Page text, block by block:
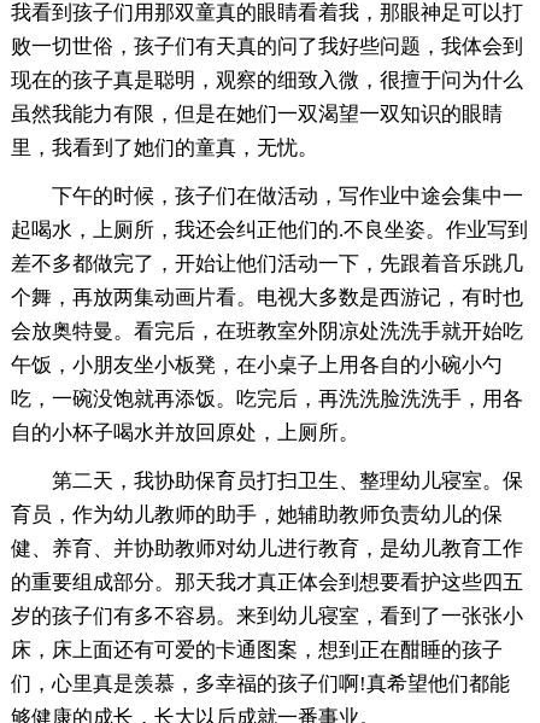
我看到孩子们用那双童真的眼睛看着我，那眼神足可以打
败一切世俗，孩子们有天真的问了我好些问题，我体会到
现在的孩子真是聪明，观察的细致入微，很擅于问为什么
虽然我能力有限，但是在她们一双渴望一双知识的眼睛
里，我看到了她们的童真，无忧。
下午的时候，孩子们在做活动，写作业中途会集中一
起喝水，上厕所，我还会纠正他们的.不良坐姿。作业写到
差不多都做完了，开始让他们活动一下，先跟着音乐跳几
个舞，再放两集动画片看。电视大多数是西游记，有时也
会放奥特曼。看完后，在班教室外阴凉处洗洗手就开始吃
午饭，小朋友坐小板凳，在小桌子上用各自的小碗小勺
吃，一碗没饱就再添饭。吃完后，再洗洗脸洗洗手，用各
自的小杯子喝水并放回原处，上厕所。
第二天，我协助保育员打扫卫生、整理幼儿寝室。保
育员，作为幼儿教师的助手，她辅助教师负责幼儿的保
健、养育、并协助教师对幼儿进行教育，是幼儿教育工作
的重要组成部分。那天我才真正体会到想要看护这些四五
岁的孩子们有多不容易。来到幼儿寝室，看到了一张张小
床，床上面还有可爱的卡通图案，想到正在酣睡的孩子
们，心里真是羡慕，多幸福的孩子们啊!真希望他们都能
够健康的成长，长大以后成就一番事业。